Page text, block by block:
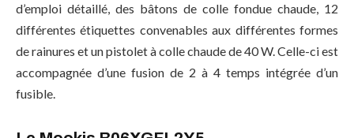
d’emploi détaillé, des bâtons de colle fondue chaude, 12
différentes étiquettes convenables aux différentes formes
de rainures et un pistolet à colle chaude de 40 W. Celle-ci est
accompagnée d’une fusion de 2 à 4 temps intégrée d’un
fusible.